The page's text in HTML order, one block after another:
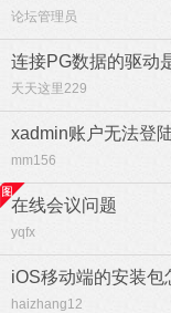
论坛管理员
连接PG数据的驱动
天天这里229
xadmin账户无法登
mm156
在线会议问题
yqfx
iOS移动端的安装包
haizhang12